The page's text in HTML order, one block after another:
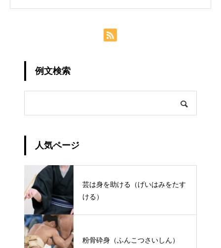
例文検索
人気ページ
芸は身を助ける（げいはみをたす
ける）
粉骨砕身（ふんこつさいしん）